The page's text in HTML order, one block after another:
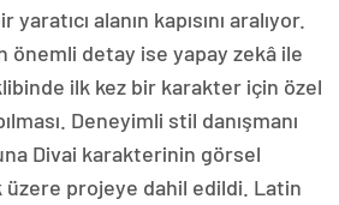
alanın kapısını aralıyor.
önemli detay ise yapay zekâ ile
ilk kez bir karakter için özel
Deneyimli stil danışmanı
Divai karakterinin görsel
projeye dahil edildi. Latin